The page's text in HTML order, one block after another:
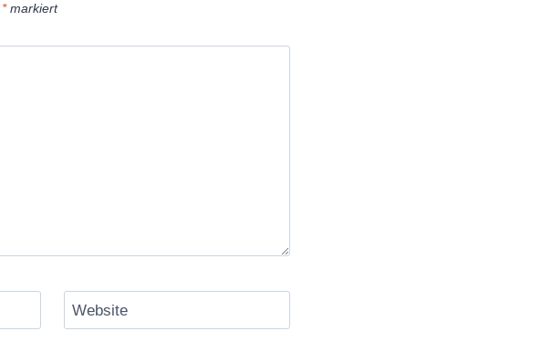
*markiert
Website